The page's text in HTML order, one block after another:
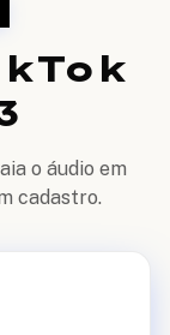
o áudio em
cadastro.